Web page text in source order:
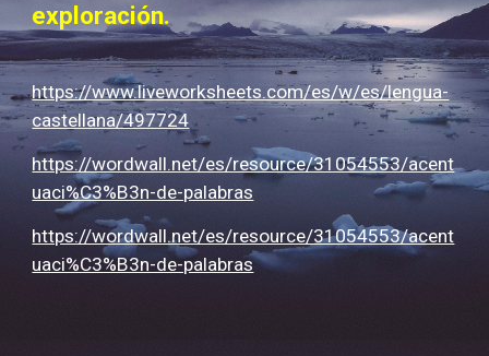
exploración.
https://www.liveworksheets.com/es/w/es/lengua-
castellana/497724
https://wordwall.net/es/resource/31054553/acent
uaci%C3%B3n-de-palabras
https://wordwall.net/es/resource/31054553/acent
uaci%C3%B3n-de-palabras